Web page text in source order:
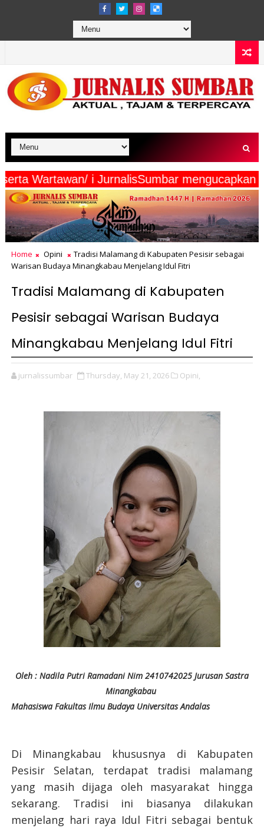
Beserta Wartawan/ i JurnalisSumbar
Home Opini
Tradisi Malamang di Kabupaten Pesisir sebagai
Warisan Budaya Minangkabau Menjelang Idul Fitri
Tradisi Malamang di Kabupaten
Pesisir sebagai Warisan Budaya
Minangkabau Menjelang Idul Fitri
jurnalissumbar Thursday, May 21, 2026 Opini,
Oleh : Nadila Putri Ramadani Nim 2410742025 Jurusan Sastra
Minangkabau
Mahasiswa Fakultas Ilmu Budaya Universitas Andalas
Di Minangkabau khususnya di Kabupaten
Pesisir Selatan, terdapat tradisi malamang
yang masih dijaga oleh masyarakat hingga
sekarang. Tradisi ini biasanya dilakukan
menjelang hari raya Idul Fitri sebagai bentuk